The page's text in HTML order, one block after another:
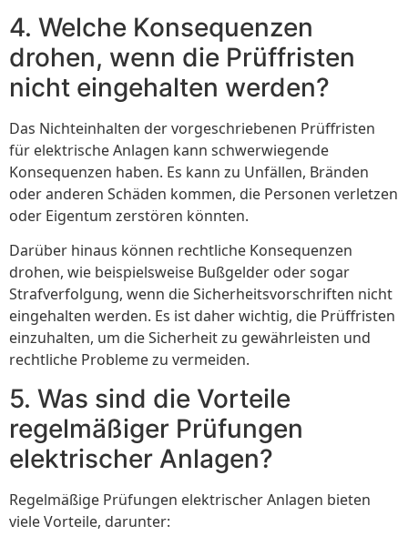
4. Welche Konsequenzen
drohen, wenn die Prüffristen
nicht eingehalten werden?
Das Nichteinhalten der vorgeschriebenen Prüffristen
für elektrische Anlagen kann schwerwiegende
Konsequenzen haben. Es kann zu Unfällen, Bränden
oder anderen Schäden kommen, die Personen verletzen
oder Eigentum zerstören könnten.
Darüber hinaus können rechtliche Konsequenzen
drohen, wie beispielsweise Bußgelder oder sogar
Strafverfolgung, wenn die Sicherheitsvorschriften nicht
eingehalten werden. Es ist daher wichtig, die Prüffristen
einzuhalten, um die Sicherheit zu gewährleisten und
rechtliche Probleme zu vermeiden.
5. Was sind die Vorteile
regelmäßiger Prüfungen
elektrischer Anlagen?
Regelmäßige Prüfungen elektrischer Anlagen bieten
viele Vorteile, darunter: